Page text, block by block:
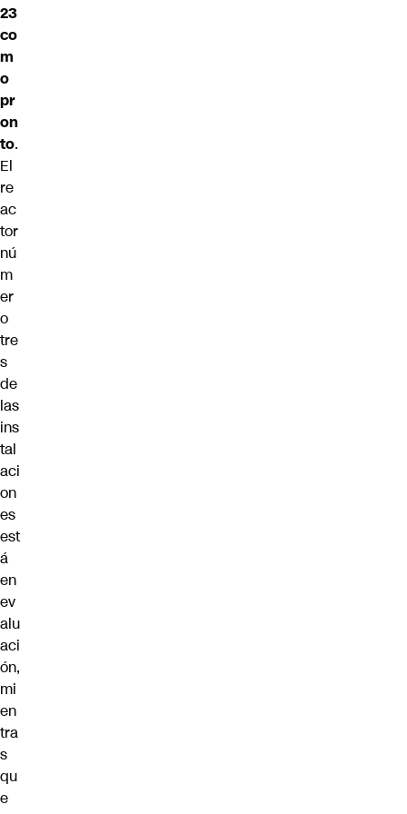
23
co
m
o
pr
on
to.
El
re
ac
tor
nú
m
er
o
tre
s
de
las
ins
tal
aci
on
es
est
á
en
ev
alu
aci
ón,
mi
en
tra
s
qu
e